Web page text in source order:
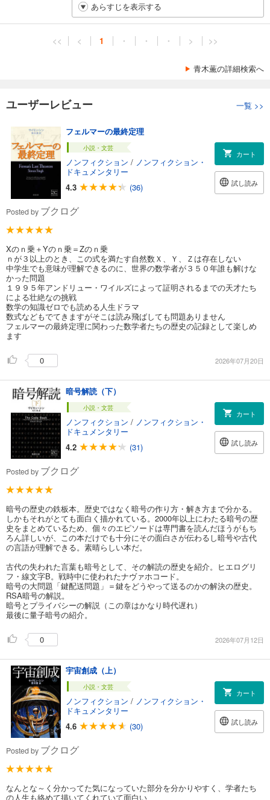
あらすじを表示する
<< < 1 ・ ・ ・ > >>
青木薫の詳細検索へ
ユーザーレビュー 一覧 >>
フェルマーの最終定理
小説・文芸
ノンフィクション / ノンフィクション・
ドキュメンタリー
4.3
(36)
カート
試し読み
Posted by ブクログ
Xのｎ乗＋Yのｎ乗＝Zのｎ乗
ｎが３以上のとき、この式を満たす自然数Ｘ、Ｙ、Ｚは存在しない
中学生でも意味が理解できるのに、世界の数学者が３５０年誰も解けな
かった問題
１９９５年アンドリュー・ワイルズによって証明されるまでの天才たち
による壮絶なの挑戦
数学の知識ゼロでも読める人生ドラマ
数式などもでてきますがそこは読み飛ばしても問題ありません
フェルマーの最終定理に関わった数学者たちの歴史の記録として楽しめ
ます
0 2026年07月20日
暗号解読（下）
小説・文芸
ノンフィクション / ノンフィクション・
ドキュメンタリー
4.2
(31)
カート
試し読み
Posted by ブクログ
暗号の歴史の鉄板本。歴史ではなく暗号の作り方・解き方まで分かる。
しかもそれがとても面白く描かれている。2000年以上にわたる暗号の歴
史をまとめているため、個々のエピソードは専門書を読んだほうがもち
ろん詳しいが、この本だけでも十分にその面白さが伝わるし暗号や古代
の言語が理解できる。素晴らしい本だ。
古代の失われた言葉も暗号として、その解読の歴史を紹介。ヒエログリ
フ・線文字B。戦時中に使われたナヴァホコード。
暗号の大問題「鍵配送問題」＝鍵をどうやって送るのかの解決の歴史。
RSA暗号の解説。
暗号とプライバシーの解説（この章はかなり時代遅れ）
最後に量子暗号の紹介。
0 2026年07月12日
宇宙創成（上）
小説・文芸
ノンフィクション / ノンフィクション・
ドキュメンタリー
4.6
(30)
カート
試し読み
Posted by ブクログ
なんとな～く分かってた気になっていた部分を分かりやすく、学者たち
の人生も絡めて描いてくれていて面白い